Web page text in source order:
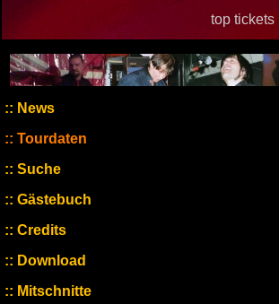
top tickets |
News
Tourdaten
Suche
Gästebuch
Credits
Download
Mitschnitte